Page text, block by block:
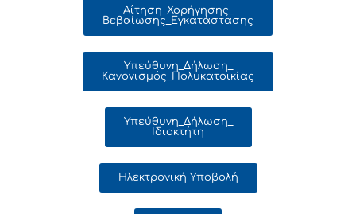
Αίτηση_Χορήγησης_
Βεβαίωσης_Εγκατάστασης
Υπεύθυνη_Δήλωση_
Κανονισμός_Πολυκατοικίας
Υπεύθυνη_Δήλωση_
Ιδιοκτήτη
Ηλεκτρονική Υποβολή